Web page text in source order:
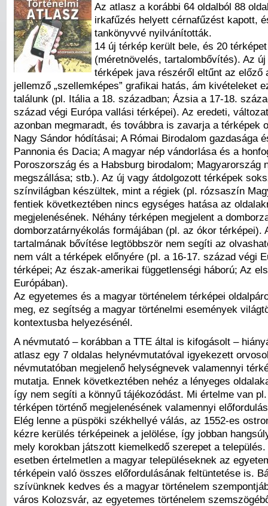
Az atlasz a korábbi 64 oldalból 88
irkafűzés helyett cérnafűzést kapott,
tankönyvvé nyilvánították.
14 új térkép került bele, és 20
(méretnövelés, tartalombővítés). Az
térképek java részéről eltűnt az előző
jellemző „szellemképes” grafikai hatás, ám kivételeket
találunk (pl. Itália a 18. században; Ázsia a 17-18.
század végi Európa vallási térképei). Az eredeti,
azonban megmaradt, és továbbra is zavarja a térképek
Nagy Sándor hódításai; A Római Birodalom gazdasága
Pannonia és Dacia; A magyar nép vándorlása és a
Poroszország és a Habsburg birodalom; Magyarország
megszállása; stb.). Az új vagy átdolgozott térképek
színvilágban készültek, mint a régiek (pl. rózsaszín
fentiek következtében nincs egységes hatása az
megjelenésének. Néhány térképen megjelent a
domborzatárnyékolás formájában (pl. az ókor térképei).
tartalmának bővítése legtöbbször nem segíti az
nem vált a térképek előnyére (pl. a 16-17. század végi
térképei; Az észak-amerikai függetlenségi háború; Az
Európában).
Az egyetemes és a magyar történelem térképei
meg, ez segítség a magyar történelmi események
kontextusba helyezésénél.
A névmutató – korábban a TTE által is kifogásolt –
atlasz egy 7 oldalas helynévmutatóval igyekezett
névmutatóban megjelenő helységnevek valamennyi
mutatja. Ennek következtében nehéz a lényeges
így nem segíti a könnyű tájékozódást. Mi értelme van
térképen történő megjelenésének valamennyi
Elég lenne a püspöki székhellyé válás, az 1552-es
kézre kerülés térképeinek a jelölése, így jobban
mely korokban játszott kiemelkedő szerepet a település.
esetben értelmetlen a magyar településeknek az
térképein való összes előfordulásának feltüntetése is.
szívünknek kedves és a magyar történelem
város Kolozsvár, az egyetemes történelem